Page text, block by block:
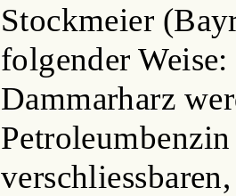
Stockmeier
folgender
Dammarharz